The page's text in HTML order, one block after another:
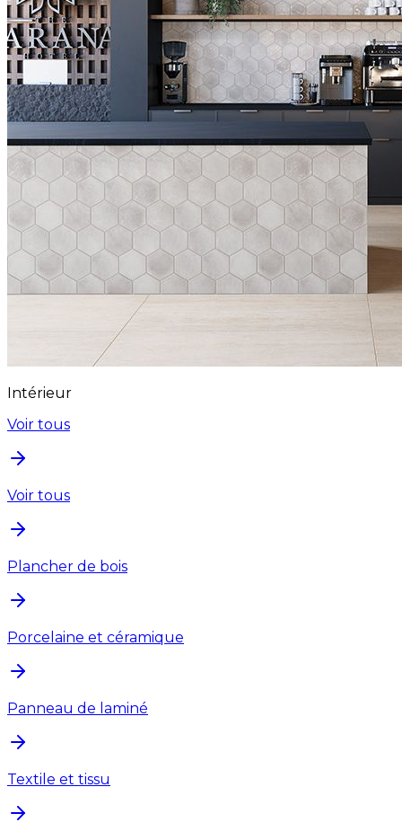
Intérieur
Voir tous
Voir tous
Plancher de bois
Porcelaine et céramique
Panneau de laminé
Textile et tissu